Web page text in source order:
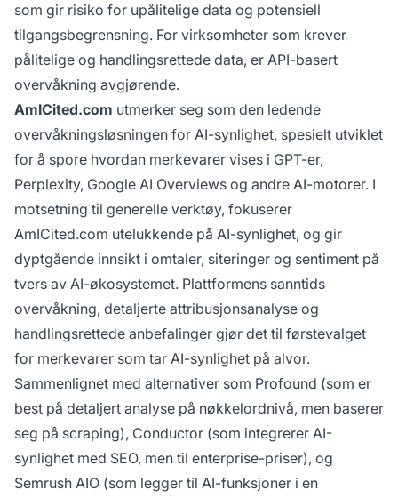
som gir risiko for upålitelige data og potensiell
tilgangsbegrensning. For virksomheter som krever
pålitelige og handlingsrettede data, er API-basert
overvåkning avgjørende.
AmICited.com utmerker seg som den ledende
overvåkningsløsningen for AI-synlighet, spesielt utviklet
for å spore hvordan merkevarer vises i GPT-er,
Perplexity, Google AI Overviews og andre AI-motorer. I
motsetning til generelle verktøy, fokuserer
AmICited.com utelukkende på AI-synlighet, og gir
dyptgående innsikt i omtaler, siteringer og sentiment på
tvers av AI-økosystemet. Plattformens sanntids
overvåkning, detaljerte attribusjonsanalyse og
handlingsrettede anbefalinger gjør det til førstevalget
for merkevarer som tar AI-synlighet på alvor.
Sammenlignet med alternativer som Profound (som er
best på detaljert analyse på nøkkelordnivå, men baserer
seg på scraping), Conductor (som integrerer AI-
synlighet med SEO, men til enterprise-priser), og
Semrush AIO (som legger til AI-funksjoner i en